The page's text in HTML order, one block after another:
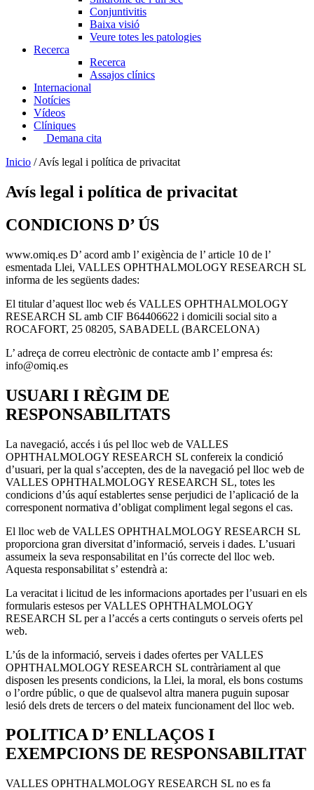
Conjuntivitis
Baixa visió
Veure totes les patologies
Recerca
Recerca
Assajos clínics
Internacional
Notícies
Vídeos
Clíniques
Demana cita
Inicio /Avís legal i política de privacitat
Avís legal i política de privacitat
CONDICIONS D’ ÚS
www.omiq.es D’ acord amb l’ exigència de l’ article 10 de l’
esmentada Llei, VALLES OPHTHALMOLOGY RESEARCH SL
informa de les següents dades:
El titular d’aquest lloc web és VALLES OPHTHALMOLOGY
RESEARCH SL amb CIF B64406622 i domicili social sito a
ROCAFORT, 25 08205, SABADELL (BARCELONA)
L’ adreça de correu electrònic de contacte amb l’ empresa és:
info@omiq.es
USUARI I RÈGIM DE
RESPONSABILITATS
La navegació, accés i ús pel lloc web de VALLES
OPHTHALMOLOGY RESEARCH SL confereix la condició
d’usuari, per la qual s’accepten, des de la navegació pel lloc web de
VALLES OPHTHALMOLOGY RESEARCH SL, totes les
condicions d’ús aquí establertes sense perjudici de l’aplicació de la
corresponent normativa d’obligat compliment legal segons el cas.
El lloc web de VALLES OPHTHALMOLOGY RESEARCH SL
proporciona gran diversitat d’informació, serveis i dades. L’usuari
assumeix la seva responsabilitat en l’ús correcte del lloc web.
Aquesta responsabilitat s’ estendrà a:
La veracitat i licitud de les informacions aportades per l’usuari en els
formularis estesos per VALLES OPHTHALMOLOGY
RESEARCH SL per a l’accés a certs continguts o serveis oferts pel
web.
L’ús de la informació, serveis i dades ofertes per VALLES
OPHTHALMOLOGY RESEARCH SL contràriament al que
disposen les presents condicions, la Llei, la moral, els bons costums
o l’ordre públic, o que de qualsevol altra manera puguin suposar
lesió dels drets de tercers o del mateix funcionament del lloc web.
POLITICA D’ ENLLAÇOS I
EXEMPCIONS DE RESPONSABILITAT
VALLES OPHTHALMOLOGY RESEARCH SL no es fa